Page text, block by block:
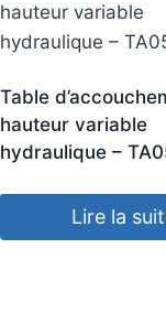
Table
hauteur variable
hydraulique –
Lire la